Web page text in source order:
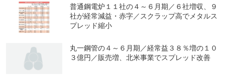
普通鋼電炉１１社の４～６月期／６社増収、９
社が経常減益・赤字／スクラップ高でメタルス
プレッド縮小
丸一鋼管の４～６月期／経常益３８％増の１０
３億円／販売増、北米事業でスプレッド改善